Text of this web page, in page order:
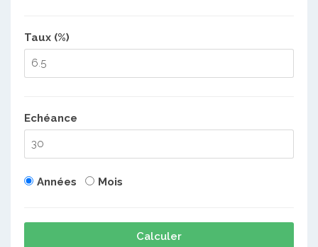
Taux (%)
Echéance
Années Mois
Calculer